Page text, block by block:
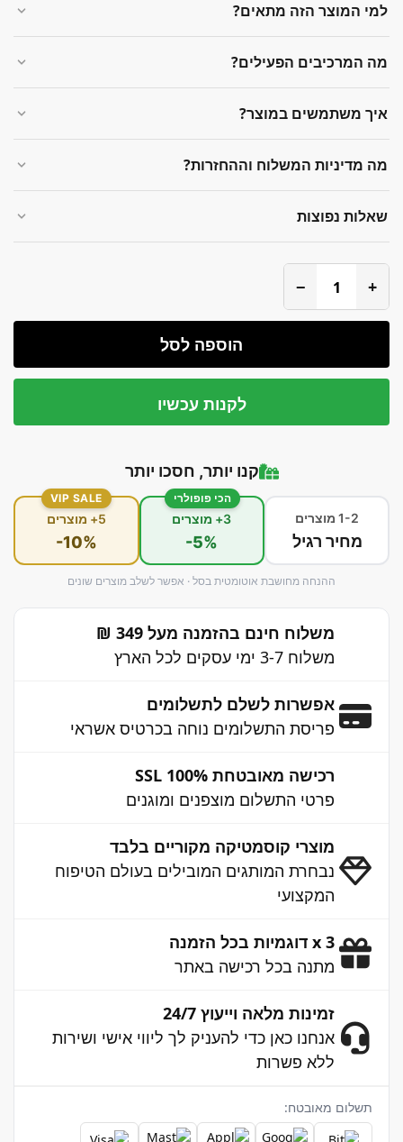
למי המוצר הזה מתאים?
מה המרכיבים הפעילים?
איך משתמשים במוצר?
מה מדיניות המשלוח וההחזרות?
שאלות נפוצות
+
−
הוספה לסל
לקנות עכשיו
קנו יותר, חסכו יותר
1-2 מוצרים
מחיר רגיל
הכי פופולרי
3+ מוצרים
-5%
VIP SALE
5+ מוצרים
-10%
ההנחה מחושבת אוטומטית בסל · אפשר לשלב מוצרים שונים
משלוח חינם בהזמנה מעל 349 ₪
משלוח 3-7 ימי עסקים לכל הארץ
אפשרות לשלם לתשלומים
פריסת התשלומים נוחה בכרטיס אשראי
רכישה מאובטחת 100% SSL
פרטי התשלום מוצפנים ומוגנים
מוצרי קוסמטיקה מקוריים בלבד
נבחרת המותגים המובילים בעולם הטיפוח
המקצועי
3 x דוגמיות בכל הזמנה
מתנה בכל רכישה באתר
זמינות מלאה וייעוץ 24/7
אנחנו כאן כדי להעניק לך ליווי אישי ושירות
ללא פשרות
תשלום מאובטח: